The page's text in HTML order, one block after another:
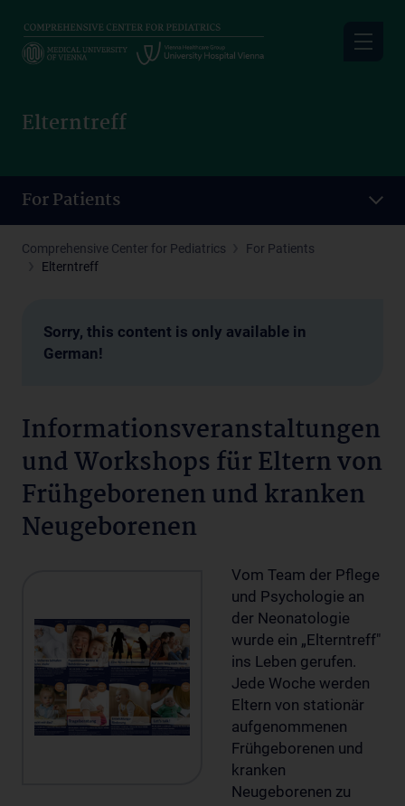
main
Elterntreff
For Patients
Comprehensive Center for Pediatrics
For Patients
Elterntreff
Sorry, this content is only available in
German!
Informationsveranstaltungen
und Workshops für Eltern von
Frühgeborenen und kranken
Neugeborenen
Vom Team der Pflege
und Psychologie an
der Neonatologie
wurde ein „Elterntreff"
ins Leben gerufen.
Jede Woche werden
Eltern von stationär
aufgenommenen
Frühgeborenen und
kranken
Neugeborenen zu